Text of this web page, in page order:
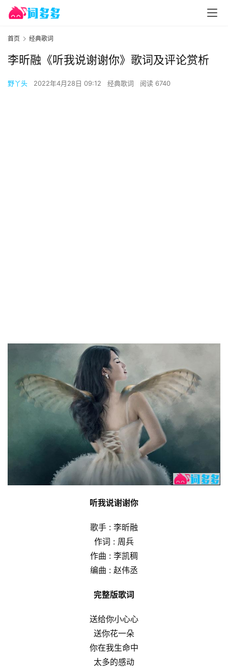
首页 经典歌词
李昕融《听我说谢谢你》歌词及评论赏析
野丫头 2022年4月28日 09:12 经典歌词 阅读 6740
听我说谢谢你
歌手 : 李昕融
作词 : 周兵
作曲 : 李凯稠
编曲 : 赵伟丞
完整版歌词
送给你小心心
送你花一朵
你在我生命中
太多的感动